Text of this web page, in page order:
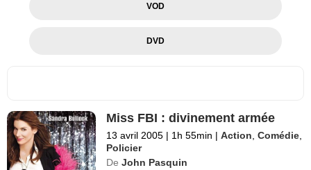
VOD
DVD
Miss FBI : divinement armée
13 avril 2005 | 1h 55min | Action ,Comédie
Policier
De John Pasquin